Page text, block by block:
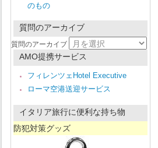
のもの
質問のアーカイブ
質問のアーカイブ
AMO提携サービス
フィレンツェHotel Executive
ローマ空港送迎サービス
イタリア旅行に便利な持ち物
防犯対策グッズ